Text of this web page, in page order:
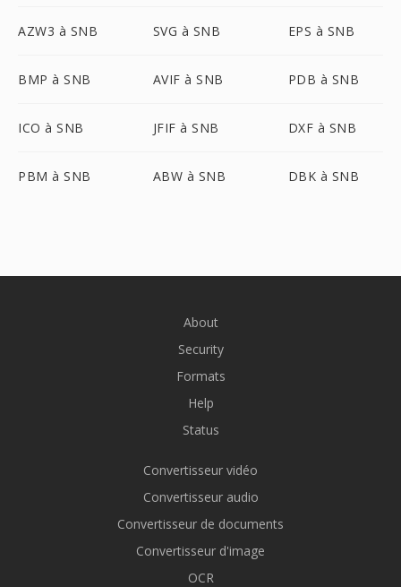
AZW3 à SNB SVG à SNB EPS à SNB
BMP à SNB AVIF à SNB PDB à SNB
ICO à SNB JFIF à SNB DXF à SNB
PBM à SNB ABW à SNB DBK à SNB
About
Security
Formats
Help
Status
Convertisseur vidéo
Convertisseur audio
Convertisseur de documents
Convertisseur d'image
OCR